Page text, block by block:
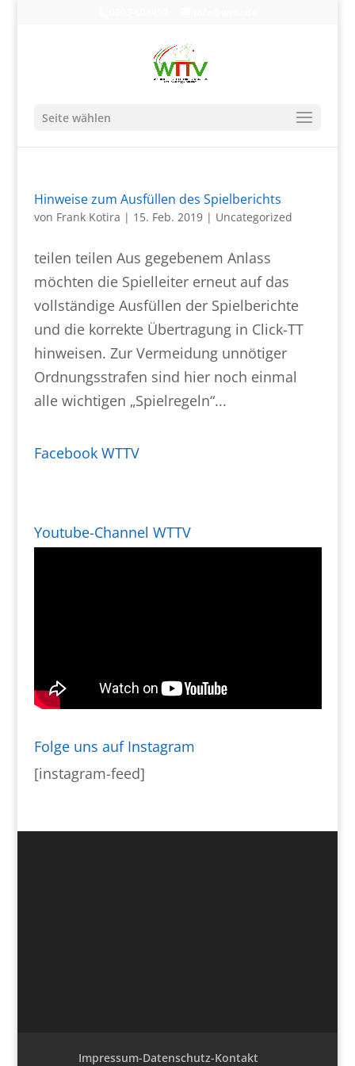
Seite wählen
Hinweise zum Ausfüllen des Spielberichts
von Frank Kotira | 15. Feb. 2019| Uncategorized
teilen teilen Aus gegebenem Anlass
möchten die Spielleiter erneut auf das
vollständige Ausfüllen der Spielberichte
und die korrekte Übertragung in Click-TT
hinweisen. Zur Vermeidung unnötiger
Ordnungsstrafen sind hier noch einmal
alle wichtigen „Spielregeln“...
Facebook WTTV
Youtube-Channel WTTV
Folge uns auf Instagram
[instagram-feed]
Impressum-Datenschutz-Kontakt